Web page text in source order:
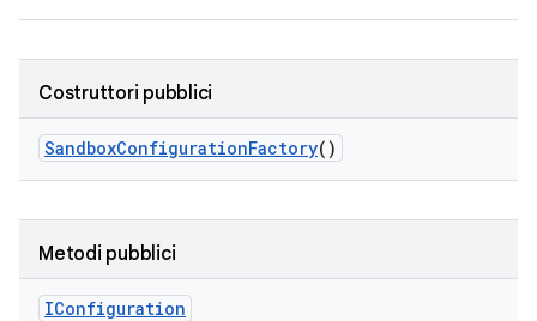
Costruttori pubblici
SandboxConfigurationFactory()
Metodi pubblici
IConfiguration